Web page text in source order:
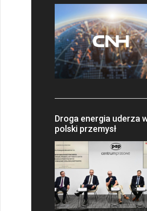
Droga energia uderza
polski przemysł